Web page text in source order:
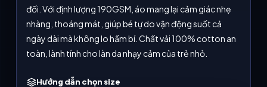
đối. Với định lượng 190GSM, áo mang lại cảm giác nhẹ
nhàng, thoáng mát, giúp bé tự do vận động suốt cả
ngày dài mà không lo hầm bí. Chất vải 100% cotton an
toàn, lành tính cho làn da nhạy cảm của trẻ nhỏ.
Hướng dẫn chọn size